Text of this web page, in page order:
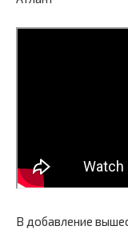
В добавление